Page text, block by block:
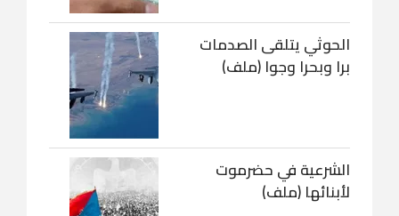
الحوثي يتلقى الصدمات
برا وبحرا وجوا (ملف)
الشرعية في حضرموت
لأبنائها (ملف)